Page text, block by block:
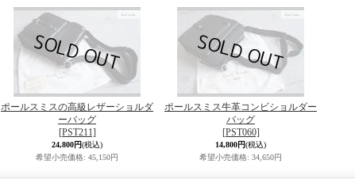
ポールスミスの高級レザーショルダ
ーバッグ
[PST211]
24,800円(税込)
希望小売価格: 45,150円
ポールスミス牛革コンビショルダー
バッグ
[PST060]
14,800円(税込)
希望小売価格: 34,650円